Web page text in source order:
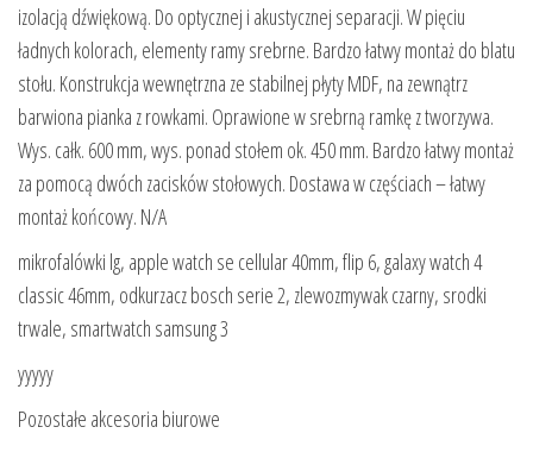
izolacją dźwiękową. Do optycznej i akustycznej separacji. W pięciu
ładnych kolorach, elementy ramy srebrne. Bardzo łatwy montaż do blatu
stołu. Konstrukcja wewnętrzna ze stabilnej płyty MDF, na zewnątrz
barwiona pianka z rowkami. Oprawione w srebrną ramkę z tworzywa.
Wys. całk. 600 mm, wys. ponad stołem ok. 450 mm. Bardzo łatwy montaż
za pomocą dwóch zacisków stołowych. Dostawa w częściach – łatwy
montaż końcowy. N/A
mikrofalówki lg, apple watch se cellular 40mm, flip 6, galaxy watch 4
classic 46mm, odkurzacz bosch serie 2, zlewozmywak czarny, srodki
trwale, smartwatch samsung 3
yyyyy
Pozostałe akcesoria biurowe